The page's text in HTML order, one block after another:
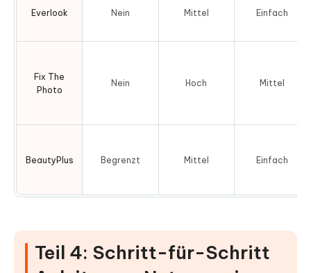
Everlook Nein Mittel Einfach
Fix The
Photo
Nein Hoch Mittel
BeautyPlus Begrenzt Mittel Einfach
Teil 4: Schritt-für-Schritt